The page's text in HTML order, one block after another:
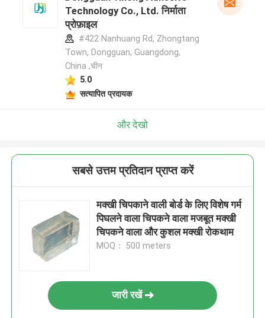
Technology Co., Ltd. निर्माता
प्रोफ़ाइल
#422 Nanhuang Rd, Zhongtang
Town, Dongguan, Guangdong,
China ,चीन
5.0
सत्यापित प्रदायक
और देखो
सबसे उत्तम प्रतिदान प्राप्त करें
मक्खी चिपकाने वाली बोर्ड के लिए विशेष गर्म
पिघलने वाला चिपकने वाला मजबूत मक्खी
चिपकने वाला और कुशल मक्खी रोकथाम
MOQ： 500 meters
जारी रखें